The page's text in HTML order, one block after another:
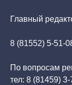
Главный
8 (81552) 5-51-
По вопросам
тел: 8 (81459)